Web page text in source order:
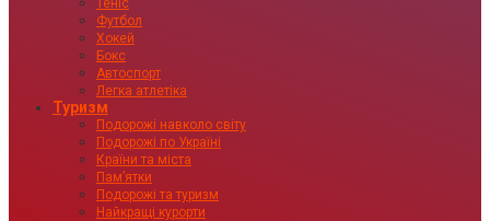
Теніс
Футбол
Хокей
Бокс
Автоспорт
Легка атлетіка
Туризм
Подорожі навколо світу
Подорожі по Україні
Країни та міста
Пам’ятки
Подорожі та туризм
Найкращі курорти